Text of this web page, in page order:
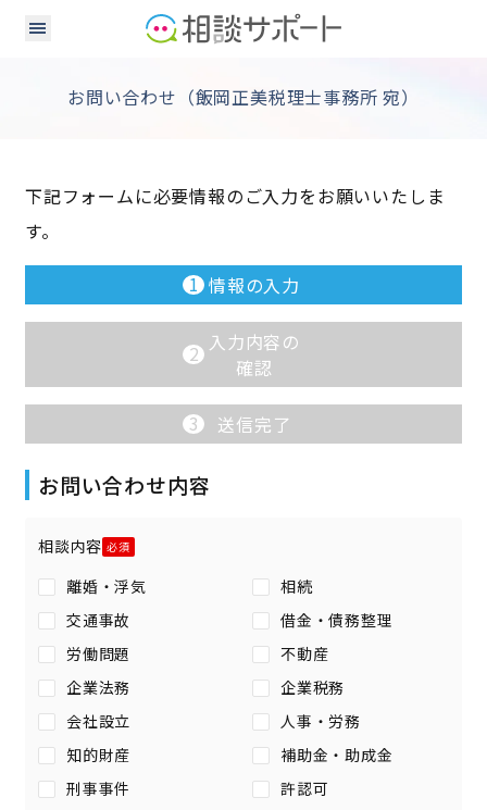
お問い合わせ（飯岡正美税理士事務所 宛）
下記フォームに必要情報のご入力をお願いいたしま
す。
1 情報の入力
2 入力内容の
確認
3 送信完了
お問い合わせ内容
相談内容
離婚・浮気
相続
交通事故
借金・債務整理
労働問題
不動産
企業法務
企業税務
会社設立
人事・労務
知的財産
補助金・助成金
刑事事件
許認可